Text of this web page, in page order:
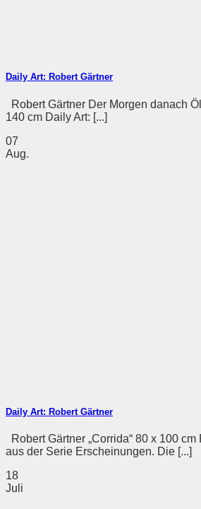
Daily Art: Robert Gärtner
Robert Gärtner Der Morgen danach
140 cm Daily Art: [...]
07
Aug.
Daily Art: Robert Gärtner
Robert Gärtner „Corrida“ 80 x 100 cm
aus der Serie Erscheinungen. Die [...]
18
Juli